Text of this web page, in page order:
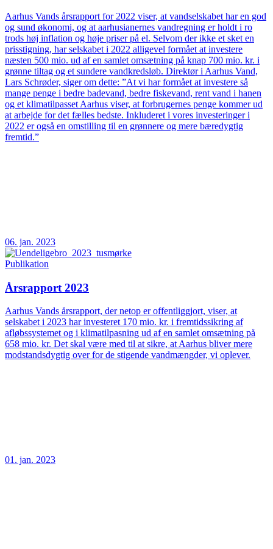
Aarhus Vands årsrapport for 2022 viser, at vandselskabet har en god
og sund økonomi, og at aarhusianernes vandregning er holdt i ro
trods høj inflation og høje priser på el. Selvom der ikke et sket en
prisstigning, har selskabet i 2022 alligevel formået at investere
næsten 500 mio. ud af en samlet omsætning på knap 700 mio. kr. i
grønne tiltag og et sundere vandkredsløb. Direktør i Aarhus Vand,
Lars Schrøder, siger om dette: ”At vi har formået at investere så
mange penge i bedre badevand, bedre fiskevand, rent vand i hanen
og et klimatilpasset Aarhus viser, at forbrugernes penge kommer ud
at arbejde for det fælles bedste. Inkluderet i vores investeringer i
2022 er også en omstilling til en grønnere og mere bæredygtig
fremtid.”
06. jan. 2023
Publikation
Årsrapport 2023
Aarhus Vands årsrapport, der netop er offentliggjort, viser, at
selskabet i 2023 har investeret 170 mio. kr. i fremtidssikring af
afløbssystemet og i klimatilpasning ud af en samlet omsætning på
658 mio. kr. Det skal være med til at sikre, at Aarhus bliver mere
modstandsdygtig over for de stigende vandmængder, vi oplever.
01. jan. 2023